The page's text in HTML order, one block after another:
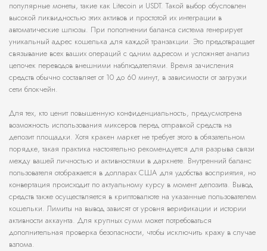
популярные монеты, такие как Litecoin и USDT. Такой выбор обусловлен
высокой ликвидностью этих активов и простотой их интеграции в
автоматические шлюзы. При пополнении баланса система генерирует
уникальный адрес кошелька для каждой транзакции. Это предотвращает
связывание всех ваших операций с одним адресом и усложняет анализ
цепочек переводов внешними наблюдателями. Время зачисления
средств обычно составляет от 10 до 60 минут, в зависимости от загрузки
сети блокчейн.
Для тех, кто ценит повышенную конфиденциальность, предусмотрена
возможность использования миксеров перед отправкой средств на
депозит площадки. Хотя кракен маркет не требует этого в обязательном
порядке, такая практика настоятельно рекомендуется для разрыва связи
между вашей личностью и активностями в даркнете. Внутренний баланс
пользователя отображается в долларах США для удобства восприятия, но
конвертация происходит по актуальному курсу в момент депозита. Вывод
средств также осуществляется в криптовалюте на указанные пользователем
кошельки. Лимиты на вывод зависят от уровня верификации и истории
активности аккаунта. Для крупных сумм может потребоваться
дополнительная проверка безопасности, чтобы исключить кражу в случае
взлома.